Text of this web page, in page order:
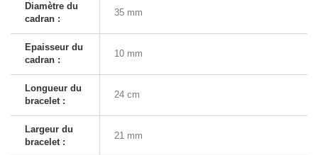
Diamètre du
cadran :
35 mm
Epaisseur du
cadran :
10 mm
Longueur du
bracelet :
24 cm
Largeur du
bracelet :
21 mm